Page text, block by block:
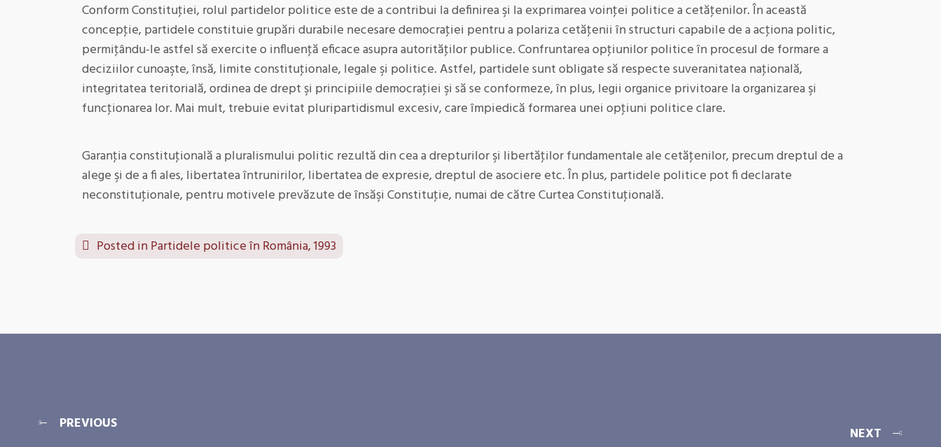
Conform Constituţiei, rolul partidelor politice este de a contribui la definirea şi la exprimarea voinţei politice a cetăţenilor. În această
concepţie, partidele constituie grupări durabile necesare democraţiei pentru a polariza cetăţenii în structuri capabile de a acţiona politic,
permiţându-le astfel să exercite o influenţă eficace asupra autorităţilor publice. Confruntarea opţiunilor politice în procesul de formare a
deciziilor cunoaşte, însă, limite constituţionale, legale şi politice. Astfel, partidele sunt obligate să respecte suveranitatea naţională,
integritatea teritorială, ordinea de drept şi principiile democraţiei şi să se conformeze, în plus, legii organice privitoare la organizarea şi
funcţionarea lor. Mai mult, trebuie evitat pluripartidismul excesiv, care împiedică formarea unei opţiuni politice clare.
Garanţia constituţională a pluralismului politic rezultă din cea a drepturilor şi libertăţilor fundamentale ale cetăţenilor, precum dreptul de a
alege şi de a fi ales, libertatea întrunirilor, libertatea de expresie, dreptul de asociere etc. În plus, partidele politice pot fi declarate
neconstituţionale, pentru motivele prevăzute de însăşi Constituţie, numai de către Curtea Constituţională.
Posted inPartidele politice în România, 1993
PREVIOUS
NEXT